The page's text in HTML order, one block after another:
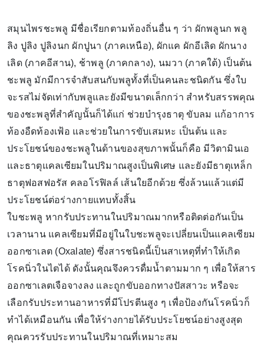
สมุนไพรชะพลู มีชื่อเรียกตามท้องถิ่นอื่น ๆ ว่า ผักพลูนก พลู
ลิง ปูลิง ปูลิงนก ผักปูนา (ภาคเหนือ), ผักแค ผักอีเลิด ผักนาง
เลิด (ภาคอีสาน), ช้าพลู (ภาคกลาง), นมวา (ภาคใต้) เป็นต้น
ชะพลู มักมีการจำสับสนกับพลูทั้งที่เป็นคนละชนิดกัน ซึ่งใบ
จะรสไม่จัดเท่ากับพลูและยังมีขนาดเล็กกว่า สำหรับสรรพคุณ
ของชะพลูที่สำคัญนั้นก็ได้แก่ ช่วยบำรุงธาตุ ขับลม แก้อาการ
ท้องอืดท้องเฟ้อ และช่วยในการขับเสมหะ เป็นต้น และ
ประโยชน์ของชะพลูในด้านของสุขภาพนั้นก็คือ มีวิตามินเอ
และธาตุแคลเซียมในปริมาณสูงเป็นพิเศษ และยังมีธาตุเหล็ก
ธาตุฟอสฟอรัส คลอโรฟิลล์ เส้นใยอีกด้วย ซึ่งล้วนแล้วแต่มี
ประโยชน์ต่อร่างกายแทบทั้งสิ้น
ใบชะพลู หากรับประทานในปริมาณมากหรือติดต่อกันเป็น
เวลานาน แคลเซียมที่มีอยู่ในใบชะพลูจะเปลี่ยนเป็นแคลเซียม
ออกซาเลต (Oxalate) ซึ่งสารชนิดนี้เป็นสาเหตุที่ทำให้เกิด
โรคนิ่วในไตได้ ดังนั้นคุณจึงควรดื่มน้ำตามมาก ๆ เพื่อให้สาร
ออกซาเลตเจือจางลง และถูกขับออกทางปัสสาวะ หรือจะ
เลือกรับประทานอาหารที่มีโปรตีนสูง ๆ เพื่อป้องกันโรคนิ่วก็
ทำได้เหมือนกัน เพื่อให้ร่างกายได้รับประโยชน์อย่างสูงสุด
คุณควรรับประทานในปริมาณที่เหมาะสม